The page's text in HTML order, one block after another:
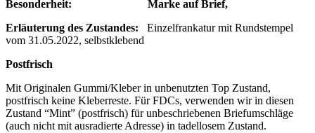
Besonderheit: Marke auf Brief,
Erläuterung des Zustandes: Einzelfrankatur mit Rundstempel
vom 31.05.2022, selbstklebend
Postfrisch
Mit Originalen Gummi/Kleber in unbenutzten Top Zustand,
postfrisch keine Kleberreste. Für FDCs, verwenden wir in diesen
Zustand “Mint” (postfrisch) für unbeschriebenen Briefumschläge
(auch nicht mit ausradierte Adresse) in tadellosem Zustand.